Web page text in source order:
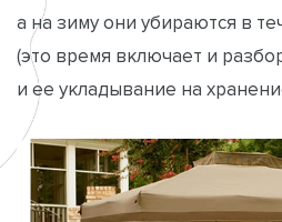
а на зиму они убираются в
(это время включает и
и ее укладывание на